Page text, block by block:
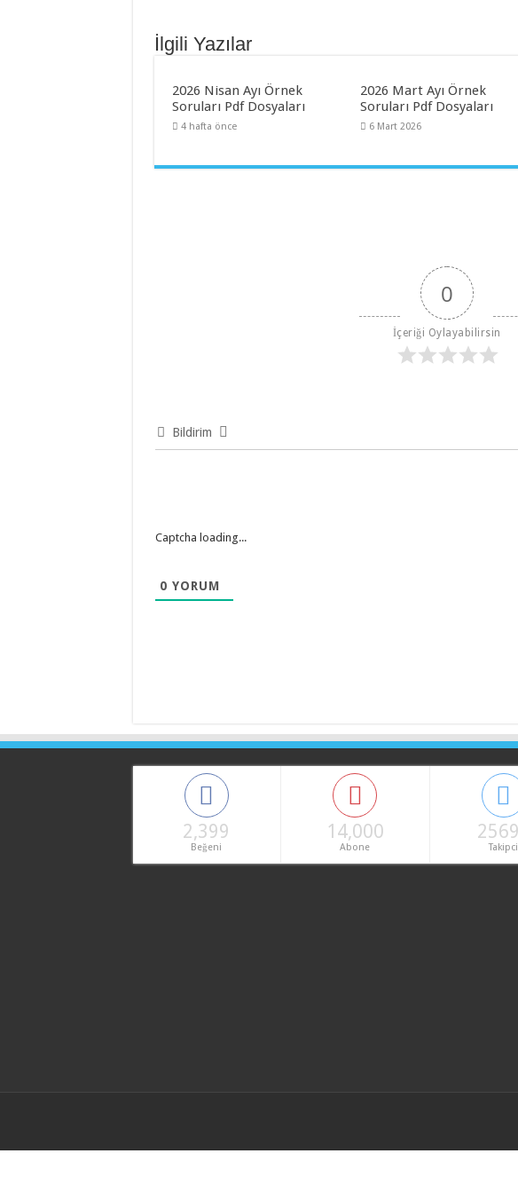
İlgili Yazılar
2026 Nisan Ayı Örnek
Soruları Pdf Dosyaları
4 hafta önce
2026 Mart Ayı Örnek
Soruları Pdf Dosyaları
6 Mart 2026
0
İçeriği Oylayabilirsin
Bildirim
Captcha loading...
0 YORUM
2,399
Beğeni
14,000
Abone Takipci